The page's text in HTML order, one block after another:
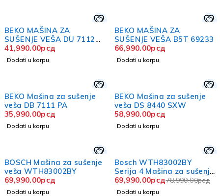
BEKO MAŠINA ZA
SUŠENJE VEŠA DU 7112
PA1
41,990.00рсд
Dodati u korpu
BEKO MAŠINA ZA
SUŠENJE VEŠA B5T 69233
66,990.00рсд
Dodati u korpu
BEKO Mašina za sušenje
veša DB 7111 PA
35,990.00рсд
Dodati u korpu
BEKO Mašina za sušenje
veša DS 8440 SXW
58,990.00рсд
Dodati u korpu
BOSCH Mašina za sušenje
veša WTH83002BY
69,990.00рсд
Dodati u korpu
-11%
Bosch WTH83002BY
Serija 4 Mašina za sušenje
veša sa toplotnom
pumpom 7 kg
78,990.00рсд
69,990.00рсд
Dodati u korpu